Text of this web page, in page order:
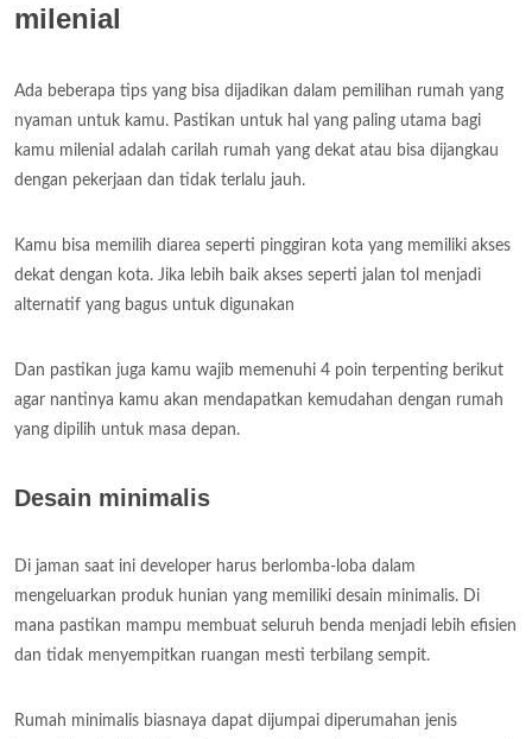
milenial
Ada beberapa tips yang bisa dijadikan dalam pemilihan rumah yang
nyaman untuk kamu. Pastikan untuk hal yang paling utama bagi
kamu milenial adalah carilah rumah yang dekat atau bisa dijangkau
dengan pekerjaan dan tidak terlalu jauh.
Kamu bisa memilih diarea seperti pinggiran kota yang memiliki akses
dekat dengan kota. Jika lebih baik akses seperti jalan tol menjadi
alternatif yang bagus untuk digunakan
Dan pastikan juga kamu wajib memenuhi 4 poin terpenting berikut
agar nantinya kamu akan mendapatkan kemudahan dengan rumah
yang dipilih untuk masa depan.
Desain minimalis
Di jaman saat ini developer harus berlomba-loba dalam
mengeluarkan produk hunian yang memiliki desain minimalis. Di
mana pastikan mampu membuat seluruh benda menjadi lebih efisien
dan tidak menyempitkan ruangan mesti terbilang sempit.
Rumah minimalis biasnaya dapat dijumpai diperumahan jenis